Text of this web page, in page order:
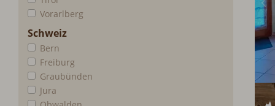
Vorarlberg
Schweiz
Bern
Freiburg
Graubünden
Jura